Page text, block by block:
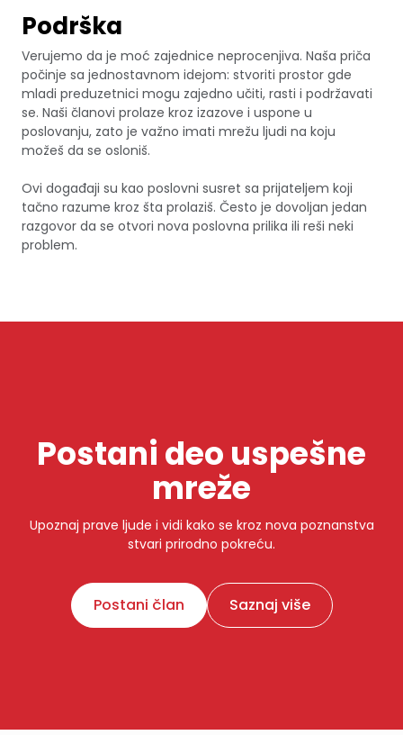
Podrška
Verujemo da je moć zajednice neprocenjiva. Naša priča
počinje sa jednostavnom idejom: stvoriti prostor gde
mladi preduzetnici mogu zajedno učiti, rasti i podržavati
se. Naši članovi prolaze kroz izazove i uspone u
poslovanju, zato je važno imati mrežu ljudi na koju
možeš da se osloniš.
Ovi događaji su kao poslovni susret sa prijateljem koji
tačno razume kroz šta prolaziš. Često je dovoljan jedan
razgovor da se otvori nova poslovna prilika ili reši neki
problem.
Postani deo uspešne
mreže
Upoznaj prave ljude i vidi kako se kroz nova poznanstva
stvari prirodno pokreću.
Postani član Saznaj više